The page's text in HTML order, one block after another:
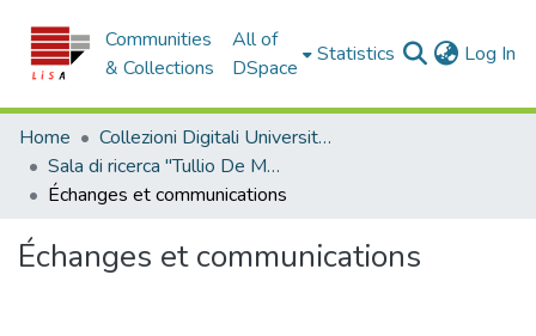
Communities
& Collections
All of
DSpace
Statistics Log In
Home
Collezioni Digitali Università della Calabria
Sala di ricerca "Tullio De Mauro"
Échanges et communications
Échanges et communications